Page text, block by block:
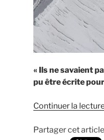
« Ils ne savaient
pu être écrite
Continuer la
Partager cet article